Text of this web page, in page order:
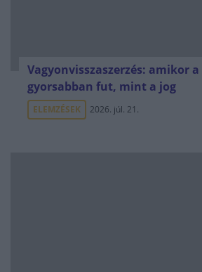
Vagyonvisszaszerzés: amikor a
gyorsabban fut, mint a jog
ELEMZÉSEK 2026. júl. 21.